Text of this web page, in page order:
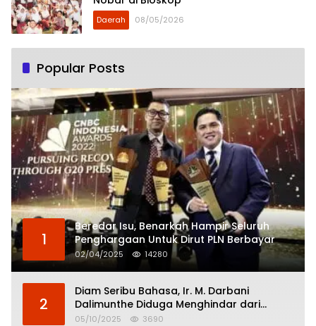
Daerah 08/05/2026
Popular Posts
1
Beredar Isu, Benarkah Hampir Seluruh
Penghargaan Untuk Dirut PLN Berbayar
02/04/2025 14280
2
Diam Seribu Bahasa, Ir. M. Darbani
Dalimunthe Diduga Menghindar dari
Pertanggungjawaban Politik
05/10/2025 3690